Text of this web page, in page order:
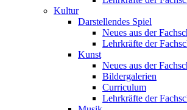
Kultur
Darstellendes Spiel
Neues aus der
Lehrkräfte der
Kunst
Neues aus der
Bildergalerien
Curriculum
Lehrkräfte der